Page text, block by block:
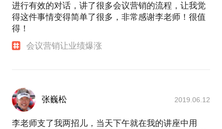
进行有效的对话，讲了很多会议营销的流程，让我觉
得这件事情变得简单了很多，非常感谢李老师！很值
得！
会议营销让业绩爆涨
张巍松 2019.06.12
李老师支了我两招儿，当天下午就在我的讲座中用